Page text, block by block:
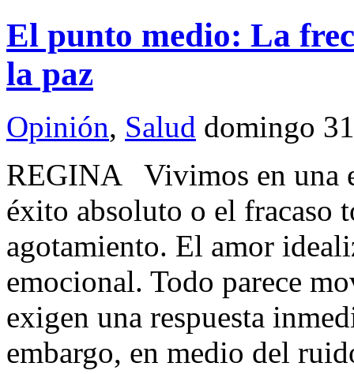
El punto medio: La
la paz
Opinión, Salud domingo
REGINA Vivimos en una
éxito absoluto o el fracaso
agotamiento. El amor
emocional. Todo parece
exigen una respuesta
embargo, en medio del